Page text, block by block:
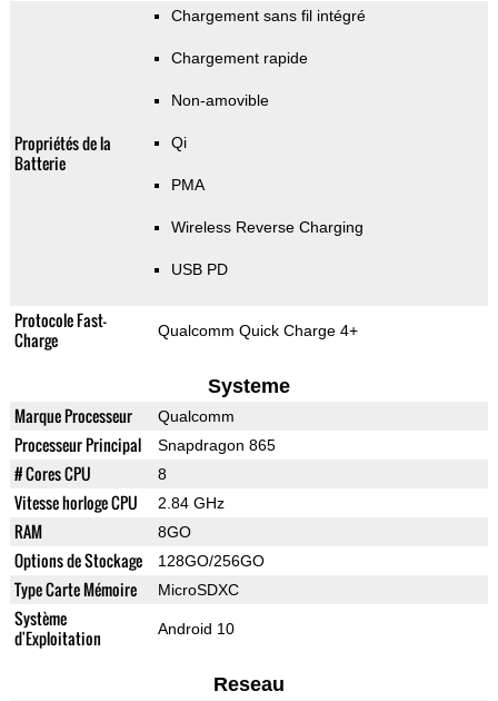
Propriétés de la
Batterie
Chargement sans fil intégré
Chargement rapide
Non-amovible
Qi
PMA
Wireless Reverse Charging
USB PD
Protocole Fast-
Charge
Qualcomm Quick Charge 4+
Systeme
Marque Processeur Qualcomm
Processeur Principal Snapdragon 865
# Cores CPU 8
Vitesse horloge CPU 2.84 GHz
RAM 8GO
Options de Stockage 128GO/256GO
Type Carte Mémoire MicroSDXC
Système
d'Exploitation
Android 10
Reseau